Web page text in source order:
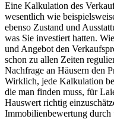
Eine Kalkulation des
wesentlich wie
ebenso Zustand und
was Sie investiert hatten.
und Angebot den
schon zu allen Zeiten
Nachfrage an Häusern den
Wirklich, jede Kalkulation
die man finden muss, für
Hauswert richtig
Immobilienbewertung durch